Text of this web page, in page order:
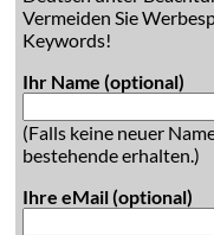
Vermeiden Sie
Keywords!
Ihr Name (optional)
(Falls keine neuer
bestehende erhalten.)
Ihre eMail (optional)